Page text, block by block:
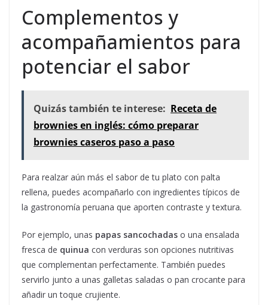
Complementos y
acompañamientos para
potenciar el sabor
Quizás también te interese: Receta de
brownies en inglés: cómo preparar
brownies caseros paso a paso
Para realzar aún más el sabor de tu plato con palta
rellena, puedes acompañarlo con ingredientes típicos de
la gastronomía peruana que aporten contraste y textura.
Por ejemplo, unas papas sancochadas o una ensalada
fresca de quinua con verduras son opciones nutritivas
que complementan perfectamente. También puedes
servirlo junto a unas galletas saladas o pan crocante para
añadir un toque crujiente.